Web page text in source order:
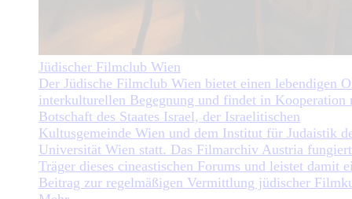
Jüdischer Filmclub Wien
Der Jüdische Filmclub Wien bietet einen lebendigen
interkulturellen Begegnung und findet in Kooperation
Botschaft des Staates Israel, der Israelitischen
Kultusgemeinde Wien und dem Institut für Judaistik
Universität Wien statt. Das Filmarchiv Austria
Träger dieses cineastischen Forums und leistet damit
Beitrag zur regelmäßigen Vermittlung jüdischer